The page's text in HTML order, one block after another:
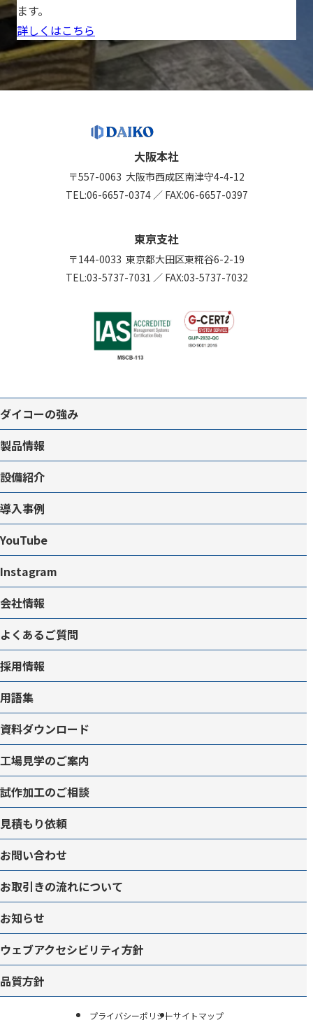
ます。
詳しくはこちら
大阪本社
〒557-0063 大阪市西成区南津守4-4-12
TEL:06-6657-0374／ FAX:06-6657-0397
東京支社
〒144-0033 東京都大田区東糀谷6-2-19
TEL:03-5737-7031 ／ FAX:03-5737-7032
ダイコーの強み
製品情報
設備紹介
導入事例
YouTube
Instagram
会社情報
よくあるご質問
採用情報
用語集
資料ダウンロード
工場見学のご案内
試作加工のご相談
見積もり依頼
お問い合わせ
お取引きの流れについて
お知らせ
ウェブアクセシビリティ方針
品質方針
プライバシーポリシーサイトマップ